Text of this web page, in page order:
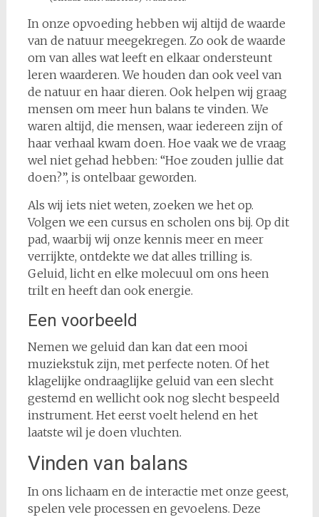
In onze opvoeding hebben wij altijd de waarde
van de natuur meegekregen. Zo ook de waarde
om van alles wat leeft en elkaar ondersteunt
leren waarderen. We houden dan ook veel van
de natuur en haar dieren. Ook helpen wij graag
mensen om meer hun balans te vinden. We
waren altijd, die mensen, waar iedereen zijn of
haar verhaal kwam doen. Hoe vaak we de vraag
wel niet gehad hebben: “Hoe zouden jullie dat
doen?”, is ontelbaar geworden.
Als wij iets niet weten, zoeken we het op.
Volgen we een cursus en scholen ons bij. Op dit
pad, waarbij wij onze kennis meer en meer
verrijkte, ontdekte we dat alles trilling is.
Geluid, licht en elke molecuul om ons heen
trilt en heeft dan ook energie.
Een voorbeeld
Nemen we geluid dan kan dat een mooi
muziekstuk zijn, met perfecte noten. Of het
klagelijke ondraaglijke geluid van een slecht
gestemd en wellicht ook nog slecht bespeeld
instrument. Het eerst voelt helend en het
laatste wil je doen vluchten.
Vinden van balans
In ons lichaam en de interactie met onze geest,
spelen vele processen en gevoelens. Deze